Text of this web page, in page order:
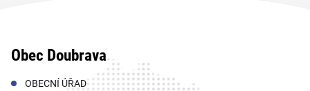
Obec Doubrava
OBECNÍ ÚŘAD